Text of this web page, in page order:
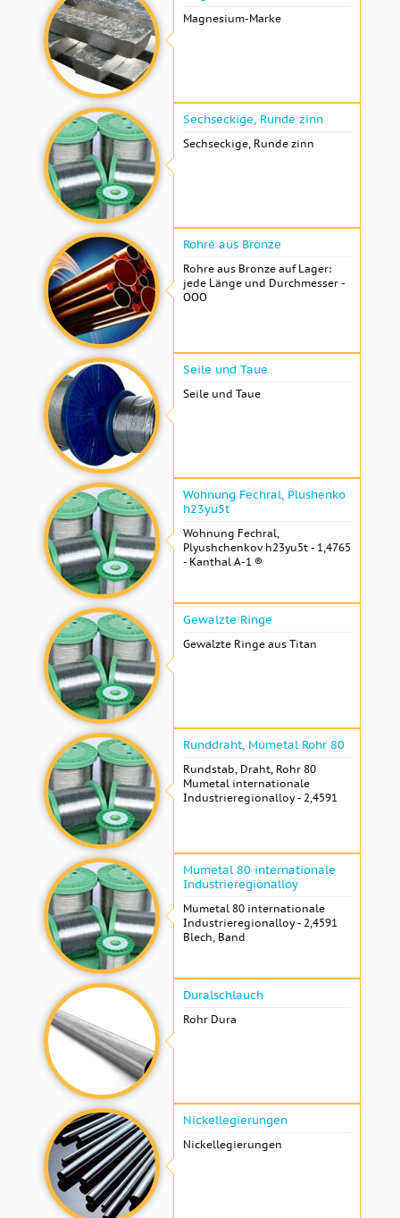
Magnesium-Marke
Sechseckige, Runde zinn
Sechseckige, Runde zinn
Rohre aus Bronze
Rohre aus Bronze auf Lager:
jede Länge und Durchmesser -
OOO
Seile und Taue
Seile und Taue
Wohnung Fechral, ​​Plushenko
h23yu5t
Wohnung Fechral, ​​
Plyushchenkov h23yu5t - 1,4765
- Kanthal A-1 ®
Gewalzte Ringe
Gewalzte Ringe aus Titan
Runddraht, Mumetal Rohr 80
Rundstab, Draht, Rohr 80
Mumetal internationale
Industrieregionalloy - 2,4591
Mumetal 80 internationale
Industrieregionalloy
Mumetal 80 internationale
Industrieregionalloy - 2,4591
Blech, Band
Duralschlauch
Rohr Dura
Nickellegierungen
Nickellegierungen